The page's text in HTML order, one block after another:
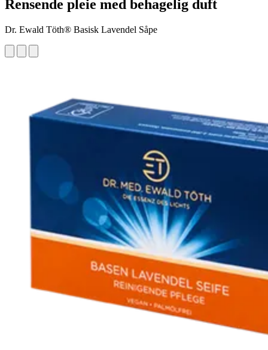
Rensende pleie med behagelig duft
Dr. Ewald Töth® Basisk Lavendel Såpe